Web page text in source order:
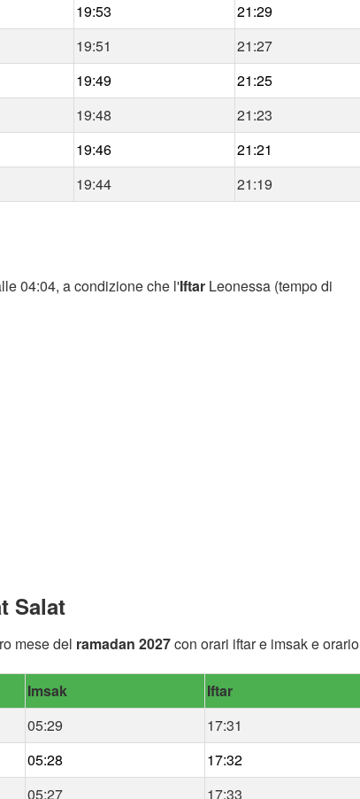
19:53
21:29
19:51
21:27
19:49
21:25
19:48
21:23
19:46
21:21
19:44 21:19
04:04, a condizione che l'Iftar Leonessa (tempo di
Salat
mese del ramadan 2027con orari iftar e imsak e orario
Imsak
Iftar
05:29
17:31
05:28
17:32
05:27 17:33